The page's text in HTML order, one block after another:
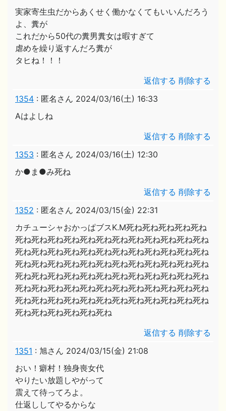
実家寄生虫だからあくせく働かなくてもいいんだろう
よ、糞が
これだから50代の糞男糞女は暇すぎて
虐めを繰り返すんだろ糞が
タヒね！！！
返信する 削除する
1354 : 匿名さん 2024/03/16(土) 16:33
Aはよしね
返信する 削除する
1353 : 匿名さん 2024/03/16(土) 12:30
か●ま●み死ね
返信する 削除する
1352 : 匿名さん 2024/03/15(金) 22:31
カチューシャおかっぱブスK.M死ね死ね死ね死ね死ね
死ね死ね死ね死ね死ね死ね死ね死ね死ね死ね死ね死ね
死ね死ね死ね死ね死ね死ね死ね死ね死ね死ね死ね死ね
死ね死ね死ね死ね死ね死ね死ね死ね死ね死ね死ね死ね
死ね死ね死ね死ね死ね死ね死ね死ね死ね死ね死ね死ね
死ね死ね死ね死ね死ね死ね死ね死ね死ね死ね死ね死ね
死ね死ね死ね死ね死ね死ね死ね死ね死ね死ね死ね死ね
死ね死ね死ね死ね死ね死ね
返信する 削除する
1351 : 旭さん 2024/03/15(金) 21:08
おい！癖村！独身喪女代
やりたい放題しやがって
震えて待ってろよ。
仕返ししてやるからな